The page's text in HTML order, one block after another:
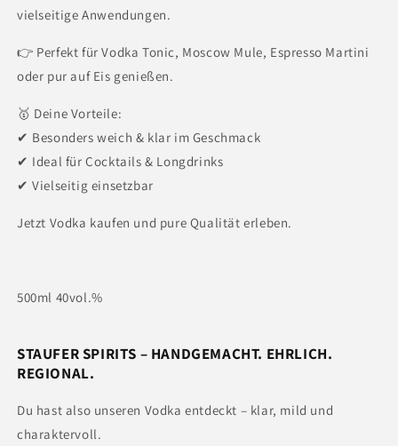
vielseitige Anwendungen.
👉 Perfekt für Vodka Tonic, Moscow Mule, Espresso Martini
oder pur auf Eis genießen.
🥇 Deine Vorteile:
✔ Besonders weich & klar im Geschmack
✔ Ideal für Cocktails & Longdrinks
✔ Vielseitig einsetzbar
Jetzt Vodka kaufen und pure Qualität erleben.
500ml 40vol.%
STAUFER SPIRITS – HANDGEMACHT. EHRLICH.
REGIONAL.
Du hast also unseren Vodka entdeckt – klar, mild und
charaktervoll.